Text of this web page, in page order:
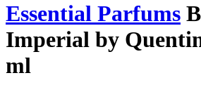
Essential Parfums
Imperial by
ml